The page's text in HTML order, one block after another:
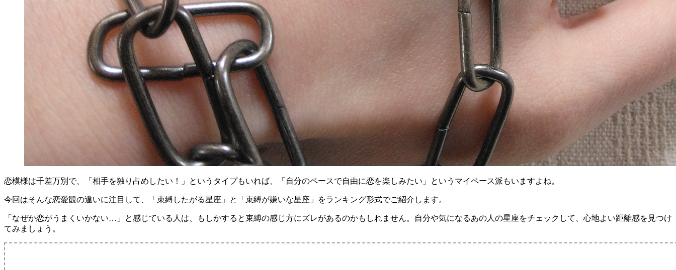
恋模様は千差万別で、「相手を独り占めしたい！」というタイプもいれば、「自分のペースで自由に恋を楽しみたい」というマイペース派もいますよね。
今回はそんな恋愛観の違いに注目して、「束縛したがる星座」と「束縛が嫌いな星座」をランキング形式でご紹介します。
「なぜか恋がうまくいかない…」と感じている人は、もしかすると束縛の感じ方にズレがあるのかもしれません。自分や気になるあの人の星座をチェックして、心地よい距離感を見つけ
てみましょう。